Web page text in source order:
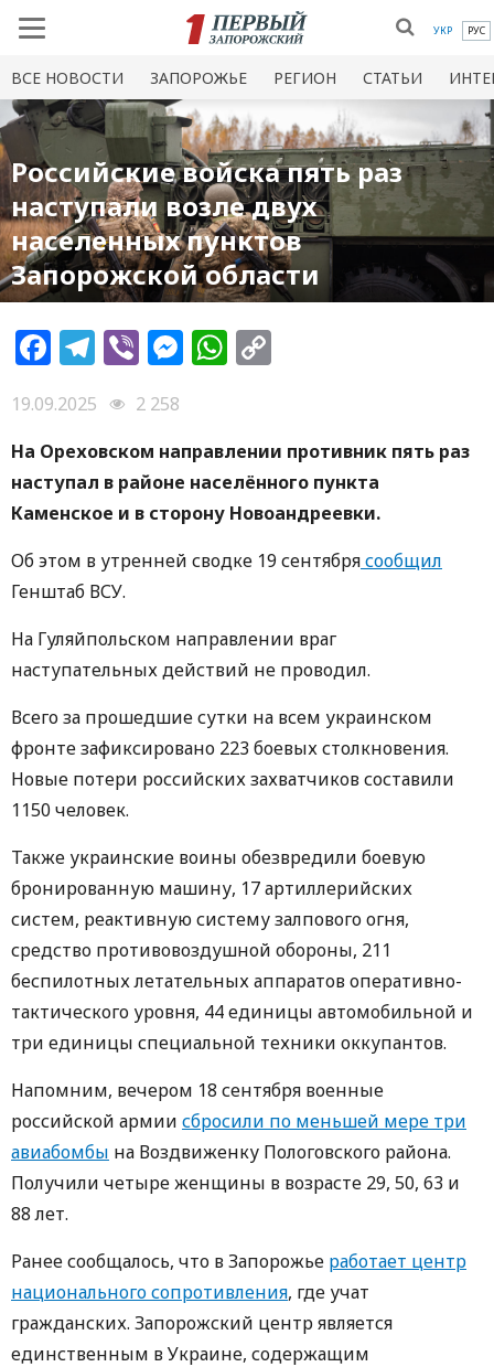
УКР РУС
ВСЕ НОВОСТИ ЗАПОРОЖЬЕ РЕГИОН СТАТЬИ
Российские войска пять раз
наступали возле двух
населенных пунктов
Запорожской области
Facebook
Telegram
ViberMessenger
WhatsApp
19.09.2025
2 258
На Ореховском направлении противник пять раз
наступал в районе населённого пункта
Каменское и в сторону Новоандреевки.
Об этом в утренней сводке 19 сентябрясообщил
Генштаб ВСУ.
На Гуляйпольском направлении враг
наступательных действий не проводил.
Всего за прошедшие сутки на всем украинском
фронте зафиксировано 223 боевых столкновения.
Новые потери российских захватчиков составили
1150 человек.
Также украинские воины обезвредили боевую
бронированную машину, 17 артиллерийских
систем, реактивную систему залпового огня,
средство противовоздушной обороны, 211
беспилотных летательных аппаратов оперативно-
тактического уровня, 44 единицы автомобильной и
три единицы специальной техники оккупантов.
Напомним, вечером 18 сентября военные
российской армии сбросили по меньшей мере три
авиабомбы на Воздвиженку Пологовского района.
Получили четыре женщины в возрасте 29, 50, 63 и
88 лет.
Ранее сообщалось, что в Запорожье работает центр
национального сопротивления, где учат
гражданских. Запорожский центр является
единственным в Украине, содержащим